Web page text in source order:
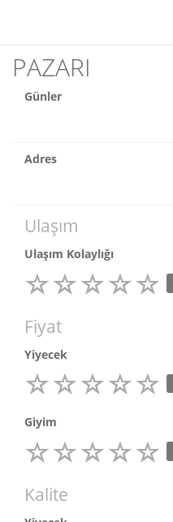
PAZARI
Günler
Adres
Ulaşım
Ulaşım Kolaylığı
Fiyat
Yiyecek
Giyim
Kalite